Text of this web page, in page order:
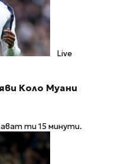
Live
Коло Муани
ти 15 минути.